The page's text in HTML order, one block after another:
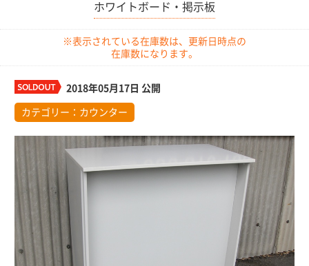
ホワイトボード・掲示板
※表示されている在庫数は、更新日時点の
在庫数になります。
2018年05月17日 公開
カテゴリー： カウンター